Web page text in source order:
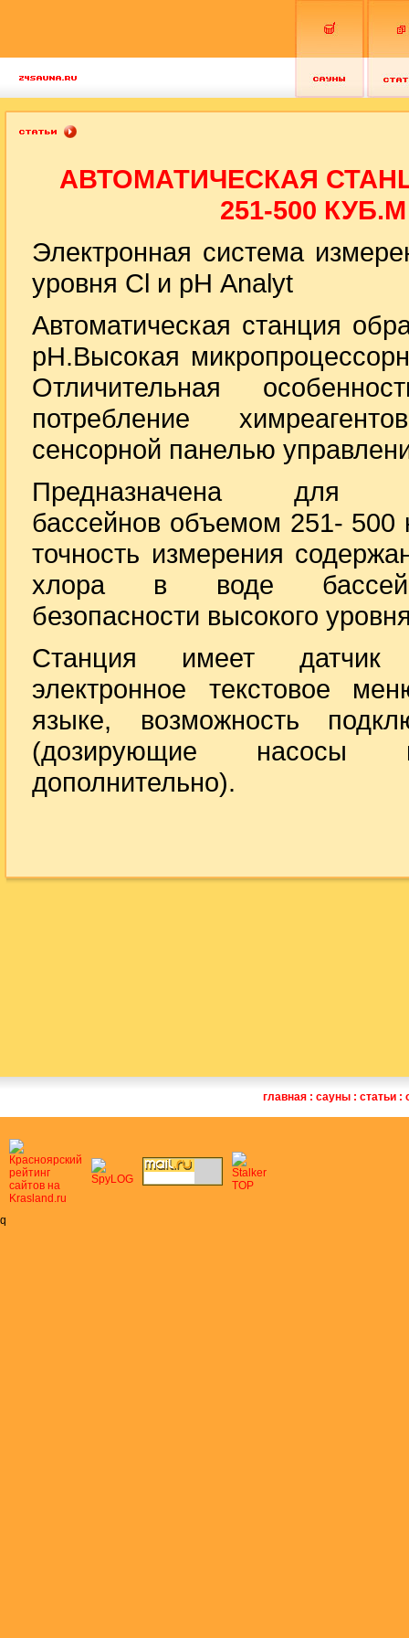
АВТОМАТИЧЕСКАЯ
251-500 КУБ.М
Электронная система
уровня Cl и pН Analyt
Автоматическая станция
pH.Высокая
Отличительная
потребление
сенсорной панелью
Предназначена для
бассейнов объемом 251- 500
точность измерения
хлора в воде
безопасности высокого
Станция имеет датчик
электронное текстовое
языке, возможность
(дозирующие насосы
дополнительно).
главная: сауны: статьи:
q